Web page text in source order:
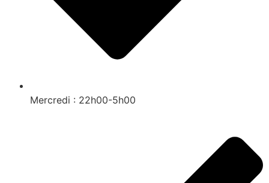
Mercredi : 22h00-5h00